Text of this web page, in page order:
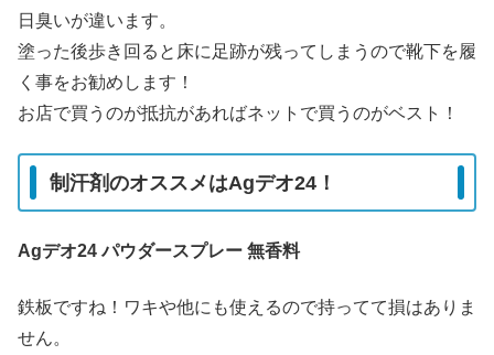
日臭いが違います。
塗った後歩き回ると床に足跡が残ってしまうので靴下を履
く事をお勧めします！
お店で買うのが抵抗があればネットで買うのがベスト！
制汗剤のオススメはAgデオ24！
Agデオ24 パウダースプレー 無香料
鉄板ですね！ワキや他にも使えるので持ってて損はありま
せん。